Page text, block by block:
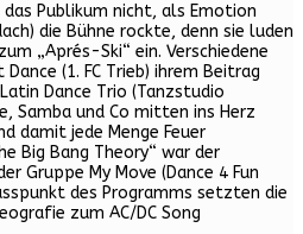
Publikum nicht, als Emotion
die Bühne rockte, denn sie luden
„Aprés-Ski“ ein. Verschiedene
(1. FC Trieb) ihrem Beitrag
Dance Trio (Tanzstudio
Samba und Co mitten ins Herz
damit jede Menge Feuer
Big Bang Theory“ war der
Gruppe My Move (Dance 4 Fun
des Programms setzten die
zum AC/DC Song